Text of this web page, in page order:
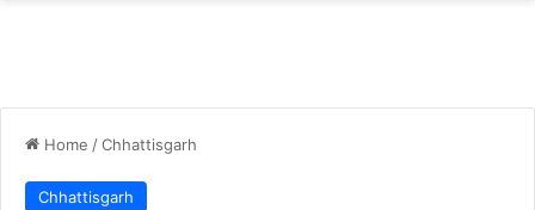
Home /Chhattisgarh
Chhattisgarh